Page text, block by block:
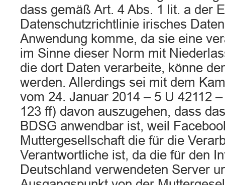
dass gemäß Art. 4 Abs. 1 lit. a der
Datenschutzrichtlinie irisches
Anwendung komme, da sie eine
im Sinne dieser Norm mit
die dort Daten verarbeite, könne
werden. Allerdings sei mit dem
vom 24. Januar 2014 – 5 U 42112
123 ff) davon auszugehen, dass
BDSG anwendbar ist, weil
Muttergesellschaft die für die
Verantwortliche ist, da die für den
Deutschland verwendeten Server